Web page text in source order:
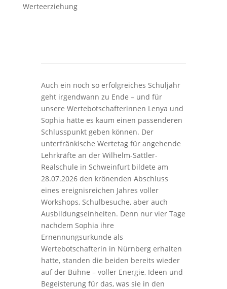
Werteerziehung
Auch ein noch so erfolgreiches Schuljahr
geht irgendwann zu Ende – und für
unsere Wertebotschafterinnen Lenya und
Sophia hätte es kaum einen passenderen
Schlusspunkt geben können. Der
unterfränkische Wertetag für angehende
Lehrkräfte an der Wilhelm-Sattler-
Realschule in Schweinfurt bildete am
28.07.2026 den krönenden Abschluss
eines ereignisreichen Jahres voller
Workshops, Schulbesuche, aber auch
Ausbildungseinheiten. Denn nur vier Tage
nachdem Sophia ihre
Ernennungsurkunde als
Wertebotschafterin in Nürnberg erhalten
hatte, standen die beiden bereits wieder
auf der Bühne – voller Energie, Ideen und
Begeisterung für das, was sie in den